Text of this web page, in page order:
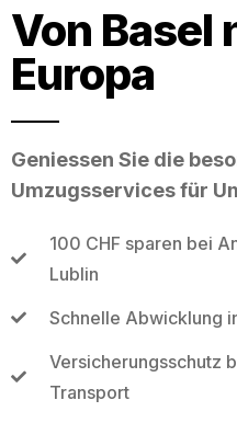
Von Basel
Europa
Geniessen Sie die
Umzugsservices für
100 CHF sparen bei
Lublin
Schnelle Abwicklung
Versicherungsschutz
Transport